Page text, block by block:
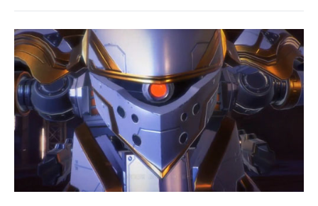
エレクトロニクス専門サイト
電子設計の基本と応用
エネルギーの専門メディア
建設×テクノロジーの最前線
ちょっと気になるネットの話題